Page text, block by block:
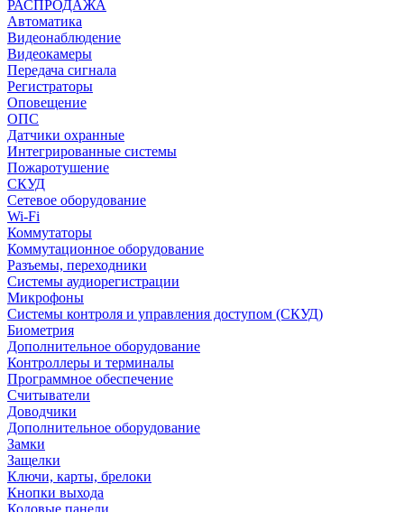
РАСПРОДАЖА
Автоматика
Видеонаблюдение
Видеокамеры
Передача сигнала
Регистраторы
Оповещение
ОПС
Датчики охранные
Интегрированные системы
Пожаротушение
СКУД
Сетевое оборудование
Wi-Fi
Коммутаторы
Коммутационное оборудование
Разъемы, переходники
Системы аудиорегистрации
Микрофоны
Системы контроля и управления доступом (СКУД)
Биометрия
Дополнительное оборудование
Контроллеры и терминалы
Программное обеспечение
Считыватели
Доводчики
Дополнительное оборудование
Замки
Защелки
Ключи, карты, брелоки
Кнопки выхода
Кодовые панели